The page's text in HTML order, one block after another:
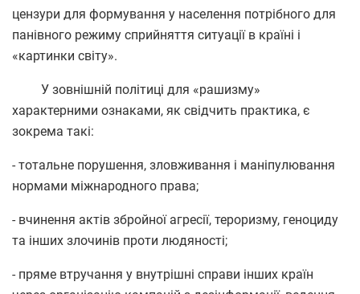
цензури для формування у населення потрібного для
панівного режиму сприйняття ситуації в країні і
«картинки світу».
У зовнішній політиці для «рашизму»
характерними ознаками, як свідчить практика, є
зокрема такі:
- тотальне порушення, зловживання і маніпулювання
нормами міжнародного права;
- вчинення актів збройної агресії, тероризму, геноциду
та інших злочинів проти людяності;
- пряме втручання у внутрішні справи інших країн